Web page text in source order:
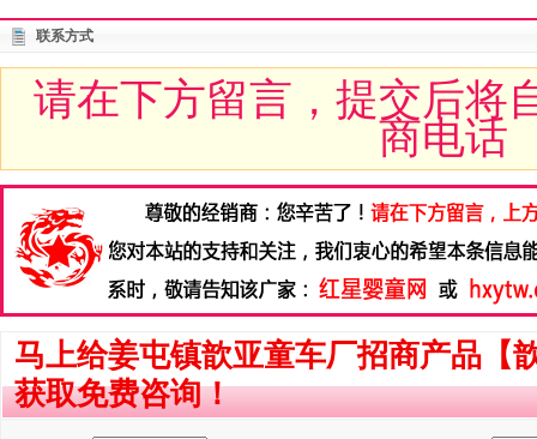
联系方式
请在下方留言，提交后将
商电话
马上给姜屯镇歆亚童车厂招商产品【
获取免费咨询！